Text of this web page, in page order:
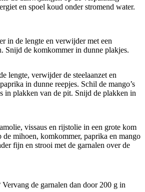
en spoel koud onder stromend water.
in de lengte en verwijder met een
Snijd de komkommer in dunne plakjes.
lengte, verwijder de steelaanzet en
in dunne reepjes. Schil de mango’s
in plakken van de pit. Snijd de plakken in
vissaus en rijstolie in een grote kom
de mihoen, komkommer, paprika en mango
fijn en strooi met de garnalen over de
de garnalen dan door 200 g in